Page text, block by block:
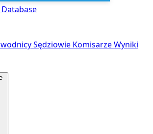
Sędziowie KomisarzeWyniki